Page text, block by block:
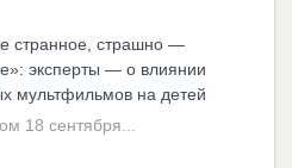
странное, страшно —
эксперты — о влиянии
мультфильмов на детей
18 сентября...